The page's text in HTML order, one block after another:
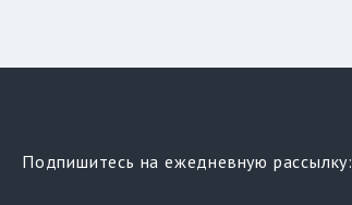
Подпишитесь на ежедневную рассылку: